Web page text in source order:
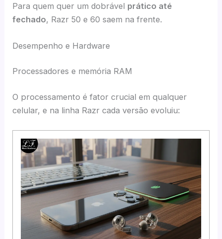
Para quem quer um dobrável prático até
fechado, Razr 50 e 60 saem na frente.
Desempenho e Hardware
Processadores e memória RAM
O processamento é fator crucial em qualquer
celular, e na linha Razr cada versão evoluiu: